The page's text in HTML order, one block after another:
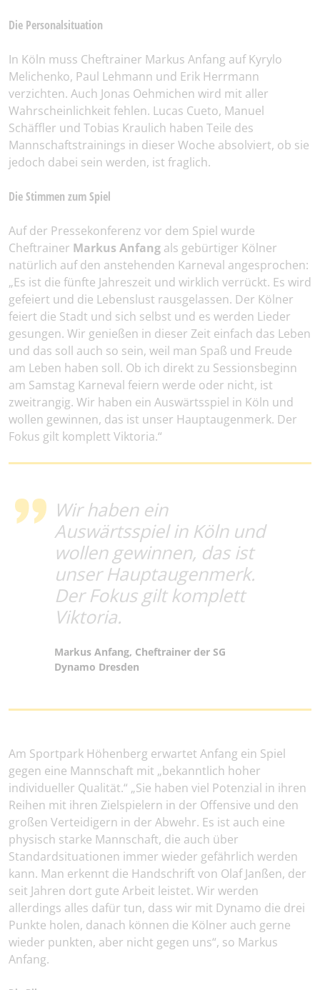
Die Personalsituation
In Köln muss Cheftrainer Markus Anfang auf Kyrylo
Melichenko, Paul Lehmann und Erik Herrmann
verzichten. Auch Jonas Oehmichen wird mit aller
Wahrscheinlichkeit fehlen. Lucas Cueto, Manuel
Schäffler und Tobias Kraulich haben Teile des
Mannschaftstrainings in dieser Woche absolviert, ob sie
jedoch dabei sein werden, ist fraglich.
Die Stimmen zum Spiel
Auf der Pressekonferenz vor dem Spiel wurde
Cheftrainer Markus Anfang als gebürtiger Kölner
natürlich auf den anstehenden Karneval angesprochen:
„Es ist die fünfte Jahreszeit und wirklich verrückt. Es wird
gefeiert und die Lebenslust rausgelassen. Der Kölner
feiert die Stadt und sich selbst und es werden Lieder
gesungen. Wir genießen in dieser Zeit einfach das Leben
und das soll auch so sein, weil man Spaß und Freude
am Leben haben soll. Ob ich direkt zu Sessionsbeginn
am Samstag Karneval feiern werde oder nicht, ist
zweitrangig. Wir haben ein Auswärtsspiel in Köln und
wollen gewinnen, das ist unser Hauptaugenmerk. Der
Fokus gilt komplett Viktoria.“
Wir haben ein
Auswärtsspiel in Köln und
wollen gewinnen, das ist
unser Hauptaugenmerk.
Der Fokus gilt komplett
Viktoria.
Markus Anfang, Cheftrainer der SG
Dynamo Dresden
Am Sportpark Höhenberg erwartet Anfang ein Spiel
gegen eine Mannschaft mit „bekanntlich hoher
individueller Qualität.“ „Sie haben viel Potenzial in ihren
Reihen mit ihren Zielspielern in der Offensive und den
großen Verteidigern in der Abwehr. Es ist auch eine
physisch starke Mannschaft, die auch über
Standardsituationen immer wieder gefährlich werden
kann. Man erkennt die Handschrift von Olaf Janßen, der
seit Jahren dort gute Arbeit leistet. Wir werden
allerdings alles dafür tun, dass wir mit Dynamo die drei
Punkte holen, danach können die Kölner auch gerne
wieder punkten, aber nicht gegen uns“, so Markus
Anfang.